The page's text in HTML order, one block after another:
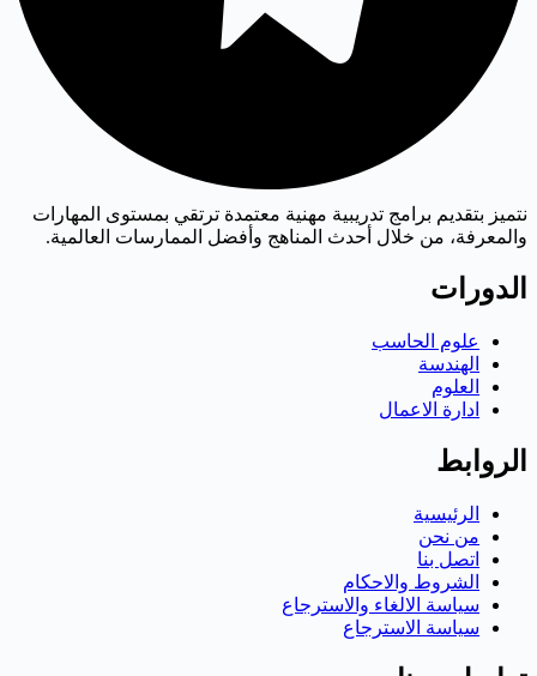
نتميز بتقديم برامج تدريبية مهنية معتمدة ترتقي بمستوى المهارات
والمعرفة، من خلال أحدث المناهج وأفضل الممارسات العالمية.
الدورات
علوم الحاسب
الهندسة
العلوم
ادارة الاعمال
الروابط
الرئيسية
من نحن
اتصل بنا
الشروط والاحكام
سياسة الالغاء والاسترجاع
سياسة الاسترجاع